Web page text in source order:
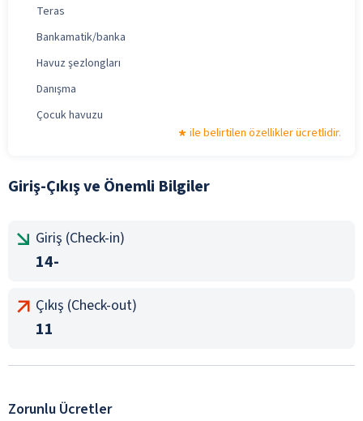
Teras
Bankamatik/banka
Havuz şezlongları
Danışma
Çocuk havuzu
ile belirtilen özellikler ücretlidir.
Giriş-Çıkış ve Önemli Bilgiler
Giriş (Check-in)
14-
Çıkış (Check-out)
11
Zorunlu Ücretler